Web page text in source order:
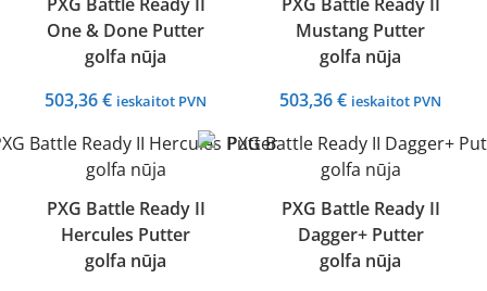
One & Done Putter
golfa nūja
503,36€ ieskaitot PVN
Mustang Putter
golfa nūja
503,36€ ieskaitot PVN
PXG Battle Ready II
Hercules Putter
golfa nūja
PXG Battle Ready II
Dagger+ Putter
golfa nūja